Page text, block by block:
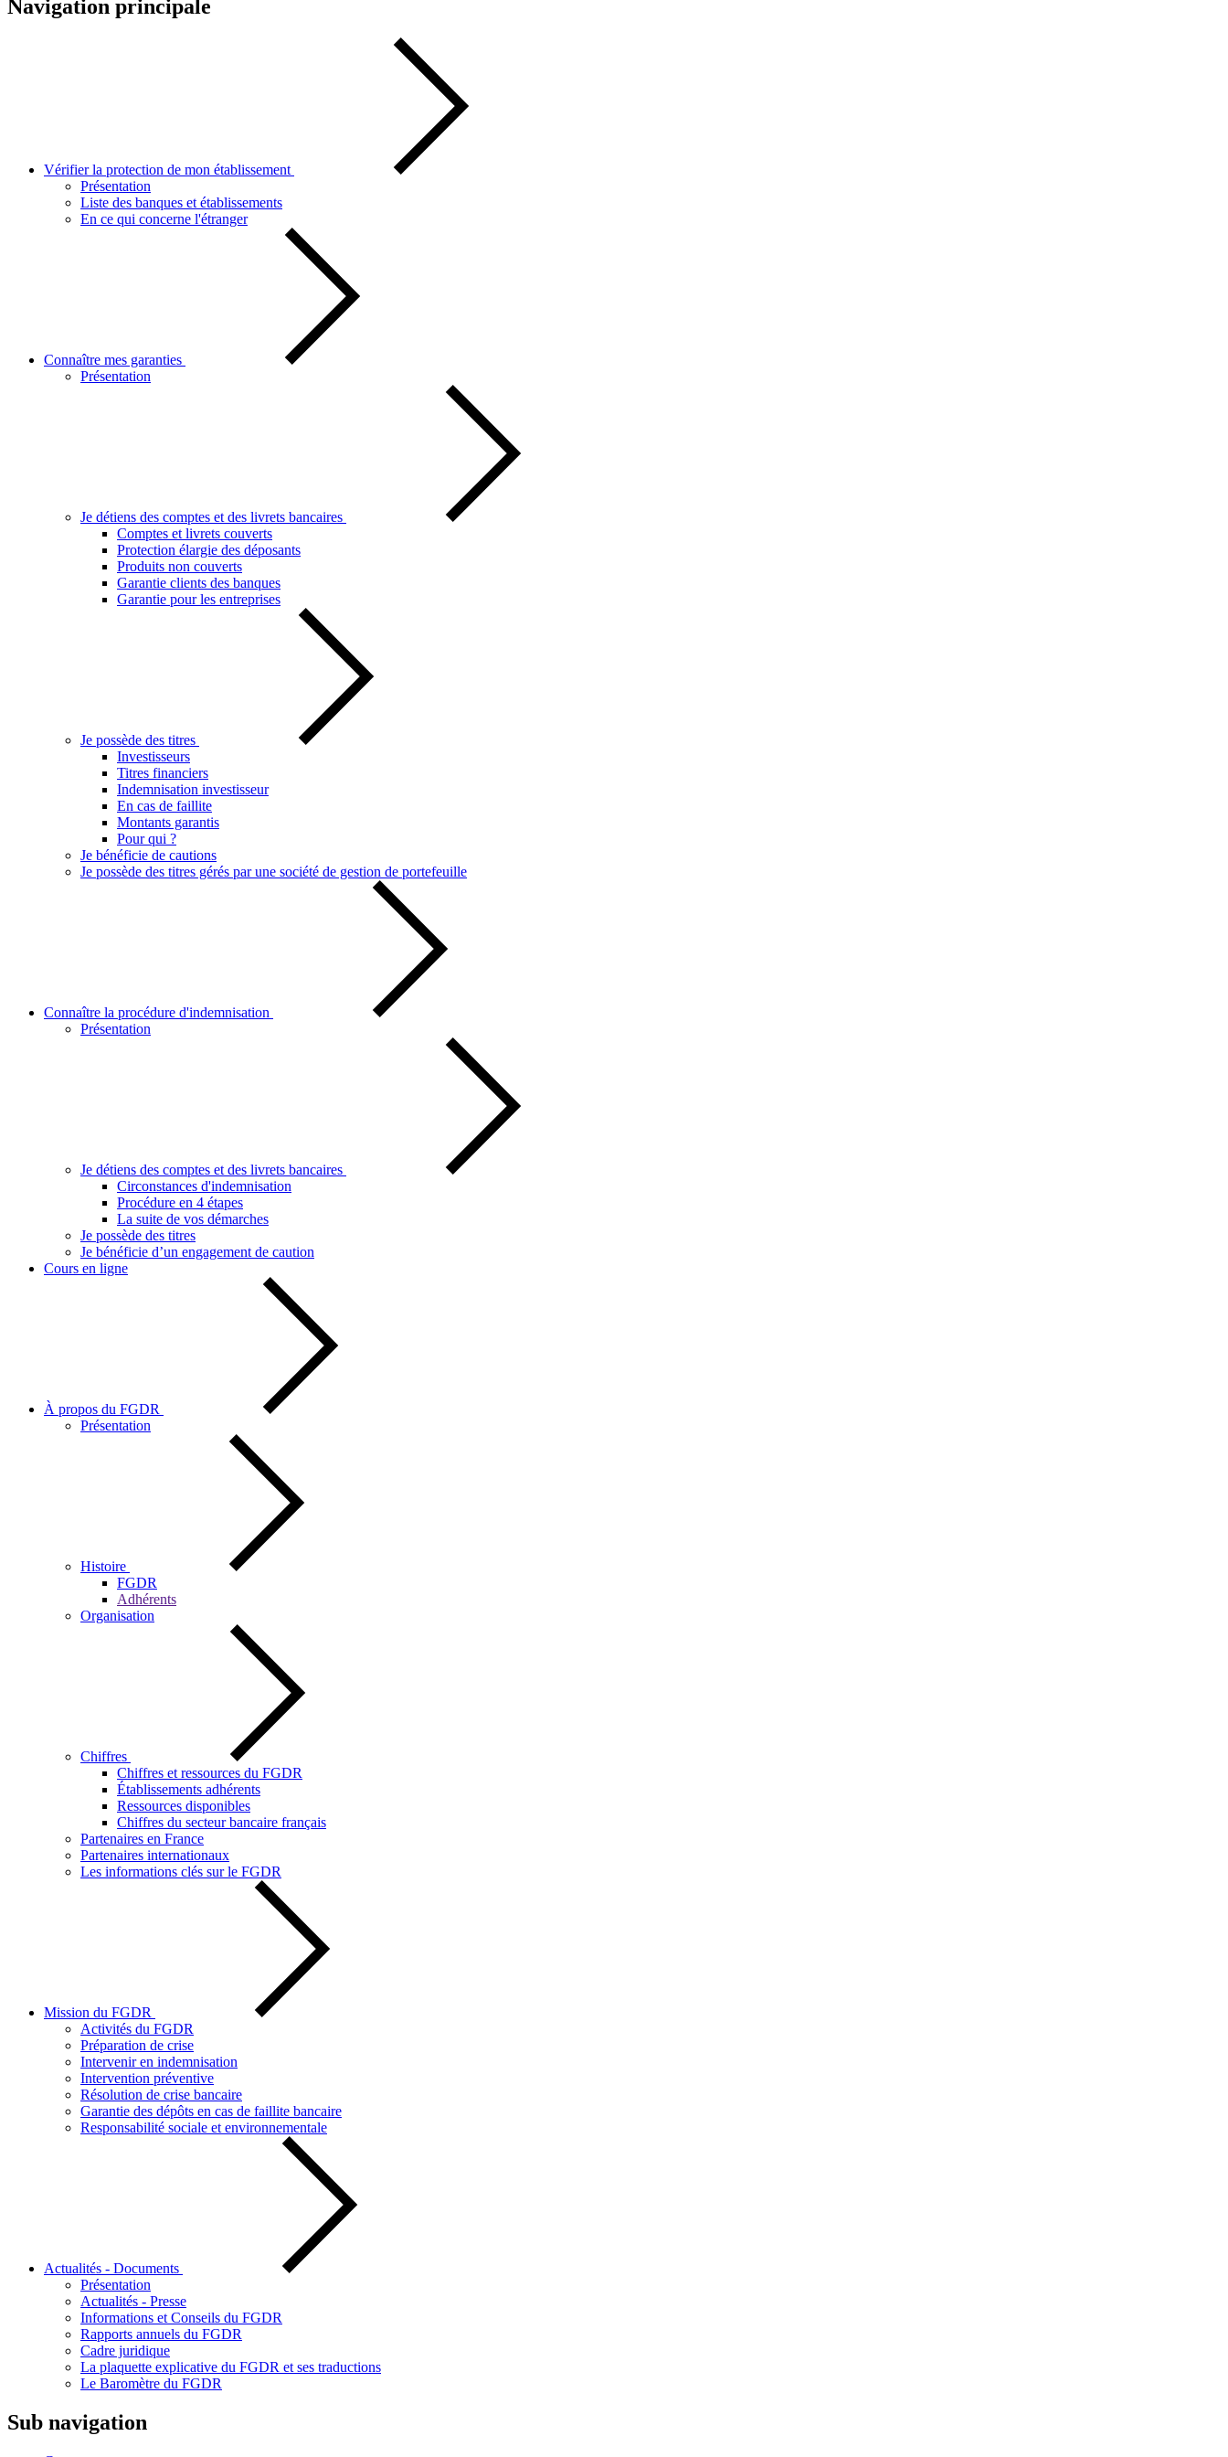
Navigation principale
Vérifier la protection de mon établissement
Présentation
Liste des banques et établissements
En ce qui concerne l'étranger
Connaître mes garanties
Présentation
Je détiens des comptes et des livrets bancaires
Comptes et livrets couverts
Protection élargie des déposants
Produits non couverts
Garantie clients des banques
Garantie pour les entreprises
Je possède des titres
Investisseurs
Titres financiers
Indemnisation investisseur
En cas de faillite
Montants garantis
Pour qui ?
Je bénéficie de cautions
Je possède des titres gérés par une société de gestion de portefeuille
Connaître la procédure d'indemnisation
Présentation
Je détiens des comptes et des livrets bancaires
Circonstances d'indemnisation
Procédure en 4 étapes
La suite de vos démarches
Je possède des titres
Je bénéficie d’un engagement de caution
Cours en ligne
À propos du FGDR
Présentation
Histoire
FGDR
Adhérents
Organisation
Chiffres
Chiffres et ressources du FGDR
Établissements adhérents
Ressources disponibles
Chiffres du secteur bancaire français
Partenaires en France
Partenaires internationaux
Les informations clés sur le FGDR
Mission du FGDR
Activités du FGDR
Préparation de crise
Intervenir en indemnisation
Intervention préventive
Résolution de crise bancaire
Garantie des dépôts en cas de faillite bancaire
Responsabilité sociale et environnementale
Actualités - Documents
Présentation
Actualités - Presse
Informations et Conseils du FGDR
Rapports annuels du FGDR
Cadre juridique
La plaquette explicative du FGDR et ses traductions
Le Baromètre du FGDR
Sub navigation